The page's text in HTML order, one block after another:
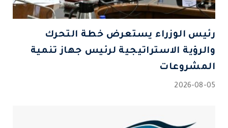
رئيس الوزراء يستعرض خطة التحرك
والرؤية الاستراتيجية لرئيس جهاز تنمية
المشروعات
2026-08-05